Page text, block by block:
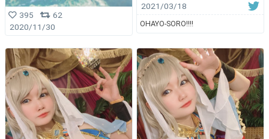
395
62
2020/11/30
2021/03/18
OHAYO-SORO!!!!